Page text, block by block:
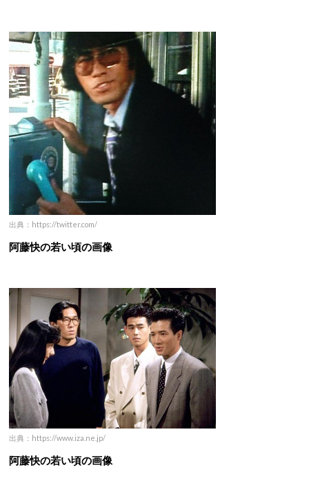
出典：https://twitter.com/
阿藤快の若い頃の画像
出典：https://www.iza.ne.jp/
阿藤快の若い頃の画像